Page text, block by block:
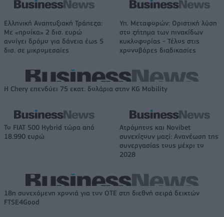
Ελληνική Αναπτυξιακή Τράπεζα:
Με «προίκα» 2 δισ. ευρώ
ανοίγει δρόμο για δάνεια έως 5
δισ. σε μικρομεσαίες
Υπ. Μεταφορών: Οριστική λύση
στο ζήτημα των πινακίδων
κυκλοφορίας - Τέλος στις
χρονοβόρες διαδικασίες
Η Chery επενδύει 75 εκατ. δολάρια στην KG Mobility
Το FIAT 500 Hybrid τώρα από
18.990 ευρώ
Ατρόμητος και Novibet
συνεχίζουν μαζί: Ανανέωση της
συνεργασίας τους μέχρι το
2028
18η συνεχόμενη χρονιά για τον ΟΤΕ στη διεθνή σειρά δεικτών
FTSE4Good